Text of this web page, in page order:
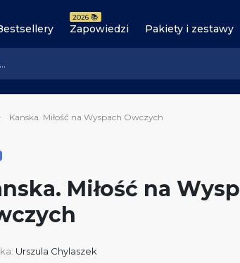
Zapowiedzi
2026 📚
Pakiety i zestawy
Kanska. Miłość na Wyspach Owczych
Miłość na
Urszula Chylaszek